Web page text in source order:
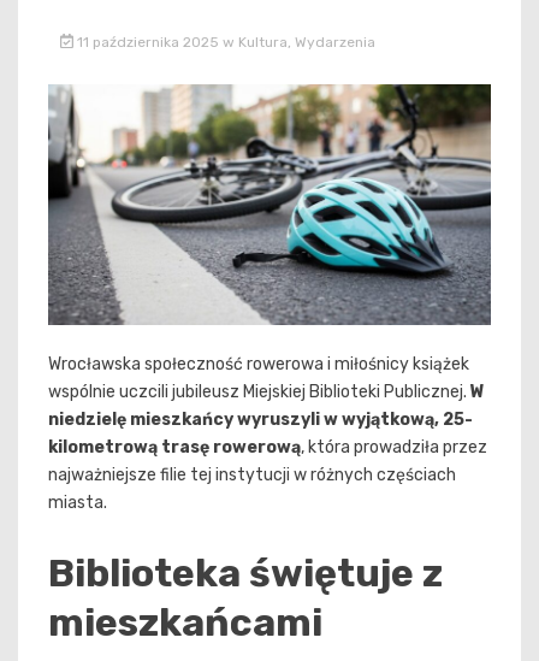
11 października 2025 w Kultura Wydarzenia
Wrocławska społeczność rowerowa i miłośnicy książek
wspólnie uczcili jubileusz Miejskiej Biblioteki Publicznej. W
niedzielę mieszkańcy wyruszyli w wyjątkową, 25-
kilometrową trasę rowerową, która prowadziła przez
najważniejsze filie tej instytucji w różnych częściach
miasta.
Biblioteka świętuje z
mieszkańcami